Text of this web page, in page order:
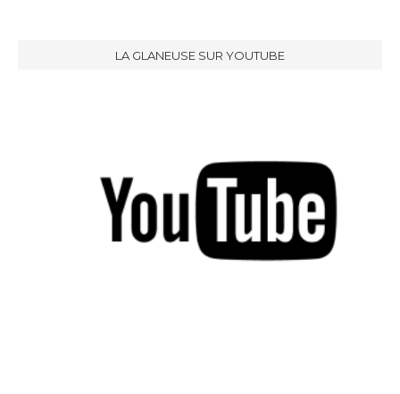
LA GLANEUSE SUR YOUTUBE